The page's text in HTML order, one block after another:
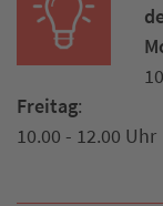
Freitag:
10.00 - 12.00 Uhr